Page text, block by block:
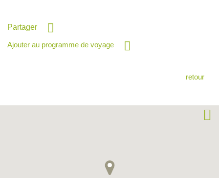
Partager
Ajouter au programme de voyage
retour